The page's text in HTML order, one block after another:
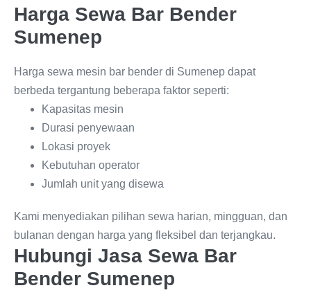
Harga Sewa Bar Bender
Sumenep
Harga sewa mesin bar bender di Sumenep dapat
berbeda tergantung beberapa faktor seperti:
Kapasitas mesin
Durasi penyewaan
Lokasi proyek
Kebutuhan operator
Jumlah unit yang disewa
Kami menyediakan pilihan sewa harian, mingguan, dan
bulanan dengan harga yang fleksibel dan terjangkau.
Hubungi Jasa Sewa Bar
Bender Sumenep